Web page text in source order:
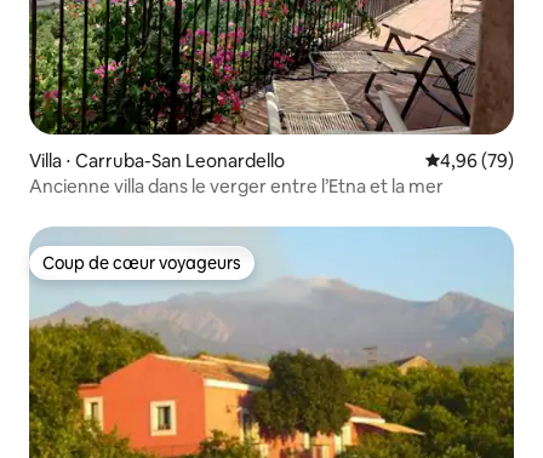
Villa ⋅ Carruba-San Leonardello Évaluation
4,96 (79)
Ancienne villa dans le verger entre l’Etna et la mer
Coup de cœur voyageurs
Coup de cœur voyageurs